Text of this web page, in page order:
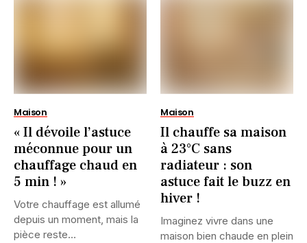
Maison
« Il dévoile l’astuce
méconnue pour un
chauffage chaud en
5 min ! »
Votre chauffage est allumé
depuis un moment, mais la
pièce reste
Maison
Il chauffe sa maison
à 23°C sans
radiateur : son
astuce fait le buzz en
hiver !
Imaginez vivre dans une
maison bien chaude en plein